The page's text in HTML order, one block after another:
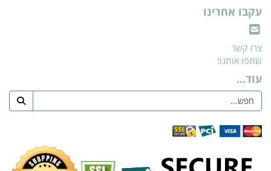
עקבו אחרינו
צרו קשר
שתפו אותנו!
עוד...